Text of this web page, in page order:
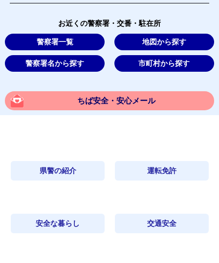
お近くの警察署・交番・駐在所
警察署一覧 地図から探す
警察署名から探す 市町村から探す
ちば安全・安心メール
県警の紹介 運転免許
安全な暮らし 交通安全